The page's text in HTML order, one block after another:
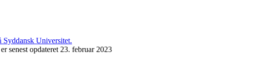
senest opdateret 23. februar 2023